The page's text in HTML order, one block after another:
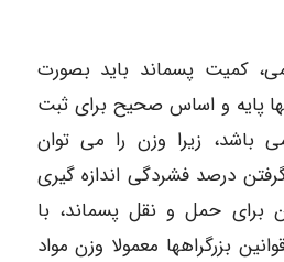
کمیت پسماند باید بصورت
پایه و اساس صحیح برای ثبت
باشد، زیرا وزن را می توان
درصد فشردگی اندازه گیری
برای حمل و نقل پسماند، با
بزرگراهها معمولا وزن مواد